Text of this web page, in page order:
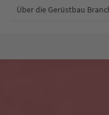
Über die Gerüstbau